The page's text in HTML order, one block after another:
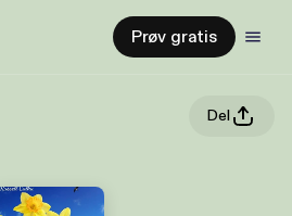
Prøv gratis
Del